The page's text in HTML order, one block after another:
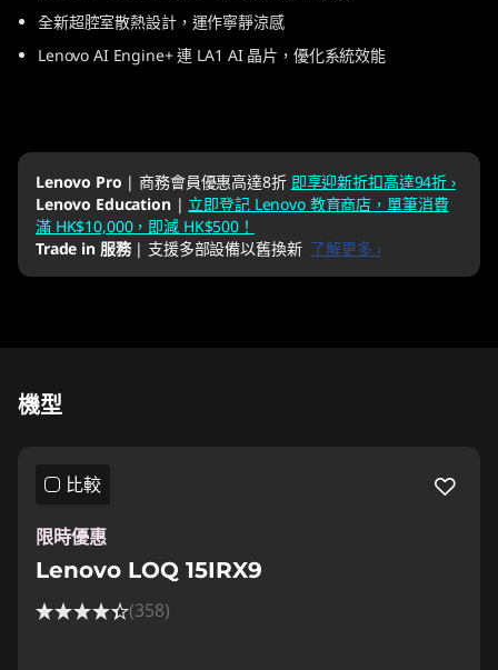
全新超腔室散熱設計，運作寧靜涼感
Lenovo AI Engine+ 連 LA1 AI 晶片，優化系統效能
Lenovo Pro | 商務會員優惠高達8折 即享迎新折扣高達94折 ›
Lenovo Education| 立即登記 Lenovo 教育商店，單筆消費
滿 HK$10,000，即減 HK$500！
Trade in 服務| 支援多部設備以舊換新 了解更多 ›
機型
比較
限時優惠
Lenovo LOQ 15IRX9
(358)